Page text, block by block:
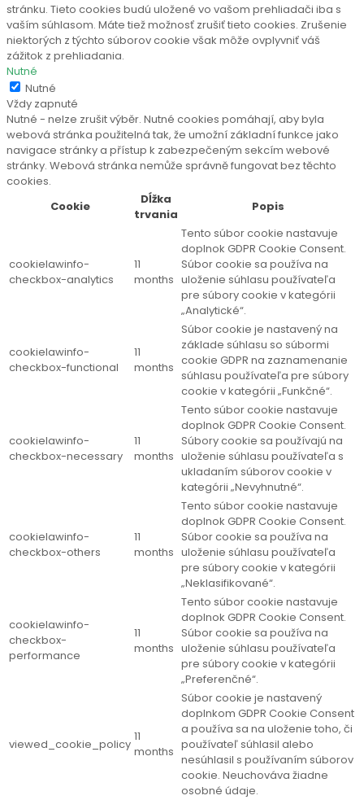
stránku. Tieto cookies budú uložené vo vašom prehliadači iba s
vaším súhlasom. Máte tiež možnosť zrušiť tieto cookies. Zrušenie
niektorých z týchto súborov cookie však môže ovplyvniť váš
zážitok z prehliadania.
Nutné
Nutné
Vždy zapnuté
Nutné - nelze zrušit výběr. Nutné cookies pomáhají, aby byla
webová stránka použitelná tak, že umožní základní funkce jako
navigace stránky a přístup k zabezpečeným sekcím webové
stránky. Webová stránka nemůže správně fungovat bez těchto
cookies.
Cookie
Dĺžka
trvania
Popis
cookielawinfo-
checkbox-analytics
11
months
Tento súbor cookie nastavuje
doplnok GDPR Cookie Consent.
Súbor cookie sa používa na
uloženie súhlasu používateľa
pre súbory cookie v kategórii
„Analytické“.
cookielawinfo-
checkbox-functional
11
months
Súbor cookie je nastavený na
základe súhlasu so súbormi
cookie GDPR na zaznamenanie
súhlasu používateľa pre súbory
cookie v kategórii „Funkčné“.
cookielawinfo-
checkbox-necessary
11
months
Tento súbor cookie nastavuje
doplnok GDPR Cookie Consent.
Súbory cookie sa používajú na
uloženie súhlasu používateľa s
ukladaním súborov cookie v
kategórii „Nevyhnutné“.
cookielawinfo-
checkbox-others
11
months
Tento súbor cookie nastavuje
doplnok GDPR Cookie Consent.
Súbor cookie sa používa na
uloženie súhlasu používateľa
pre súbory cookie v kategórii
„Neklasifikované“.
cookielawinfo-
checkbox-
performance
11
months
Tento súbor cookie nastavuje
doplnok GDPR Cookie Consent.
Súbor cookie sa používa na
uloženie súhlasu používateľa
pre súbory cookie v kategórii
„Preferenčné“.
viewed_cookie_policy
11
months
Súbor cookie je nastavený
doplnkom GDPR Cookie Consent
a používa sa na uloženie toho, či
používateľ súhlasil alebo
nesúhlasil s používaním súborov
cookie. Neuchováva žiadne
osobné údaje.